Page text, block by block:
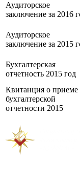
Аудиторское
заключение за 2016
Аудиторское
заключение за 2015
Бухгалтерская
отчетность 2015 год
Квитанция о приеме
бухгалтерской
отчетности 2015